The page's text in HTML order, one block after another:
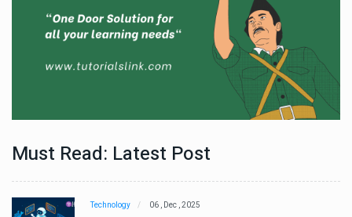
Must Read: Latest Post
Technology 06 , Dec , 2025